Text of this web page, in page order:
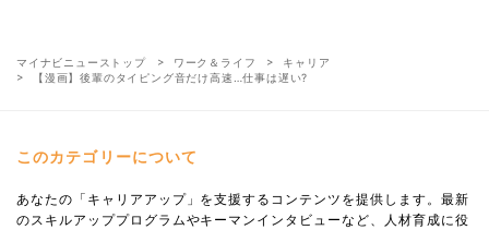
マイナビニューストップ ワーク＆ライフ
キャリア
【漫画】後輩のタイピング音だけ高速…仕事は遅い?
このカテゴリーについて
あなたの「キャリアアップ」を支援するコンテンツを提供します。最新
のスキルアッププログラムやキーマンインタビューなど、人材育成に役